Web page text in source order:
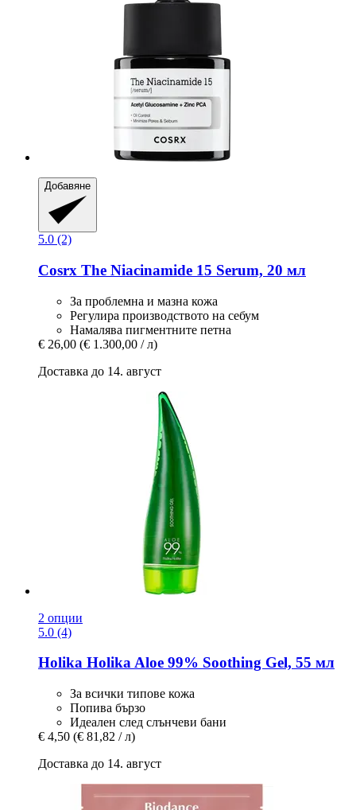
Добавяне
5.0 (2)
Cosrx The Niacinamide 15 Serum, 20 мл
За проблемна и мазна кожа
Регулира производството на себум
Намалява пигментните петна
€ 26,00 (€ 1.300,00 / л)
Доставка до 14. август
2 опции
5.0 (4)
Holika HolikaAloe 99% Soothing Gel, 55 мл
За всички типове кожа
Попива бързо
Идеален след слънчеви бани
€ 4,50 (€ 81,82 / л)
Доставка до 14. август